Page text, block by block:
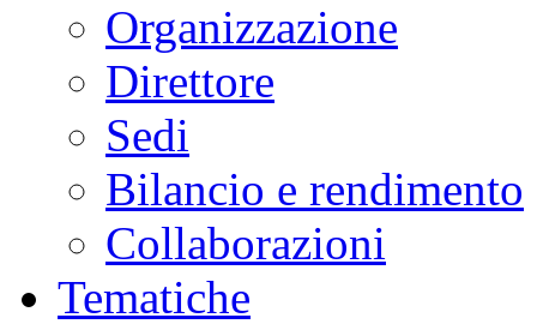
Organizzazione
Direttore
Sedi
Bilancio e rendimento
Collaborazioni
Tematiche